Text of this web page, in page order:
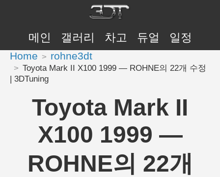
메인 갤러리 차고 듀얼 일정
Home rohne3dt
Toyota Mark II X100 1999 — ROHNE의 22개 수정
| 3DTuning
Toyota Mark II
X100 1999 —
ROHNE의 22개